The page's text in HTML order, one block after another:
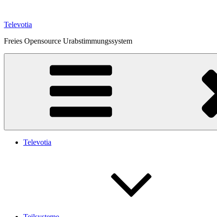
springen
Televotia
Freies Opensource Urabstimmungssystem
Televotia